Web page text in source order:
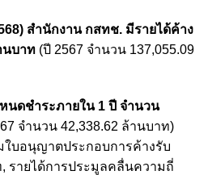
สำนักงาน กสทช. มีรายได้ค้าง
นบาท (ปี 2567 จำนวน 137,055.09
นดชำระภายใน 1 ปี จำนวน
จำนวน 42,338.62 ล้านบาท)
ใบอนุญาตประกอบการค้างรับ
รายได้การประมูลคลื่นความถี่